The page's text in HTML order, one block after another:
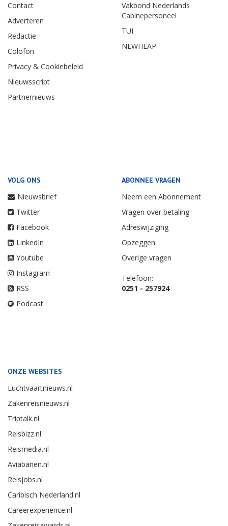
Contact
Adverteren
Redactie
Colofon
Privacy & Cookiebeleid
Nieuwsscript
Partnernieuws
Vakbond Nederlands
Cabinepersoneel
TUI
NEWHEAP
VOLG ONS
Nieuwsbrief
Twitter
Facebook
LinkedIn
Youtube
Instagram
RSS
Podcast
ABONNEE VRAGEN
Neem een Abonnement
Vragen over betaling
Adreswijziging
Opzeggen
Overige vragen
Telefoon:
0251 - 257924
ONZE WEBSITES
Luchtvaartnieuws.nl
Zakenreisnieuws.nl
Triptalk.nl
Reisbizz.nl
Reismedia.nl
Aviabanen.nl
Reisjobs.nl
Caribisch Nederland.nl
Careerexperience.nl